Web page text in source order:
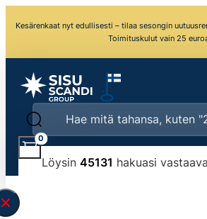
Kesärenkaat nyt edullisesti – tilaa sesongin
Toimituskulut vain 25
Löysin 45131 hakuasi
typed the search query
0